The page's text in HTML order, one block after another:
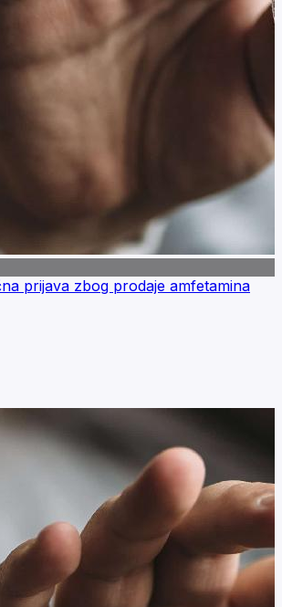
prijava zbog prodaje amfetamina